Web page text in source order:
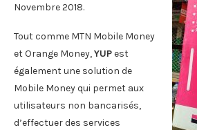
Novembre 2018.
Tout comme MTN Mobile Money
et Orange Money,YUPest
également une solution de
Mobile Money qui permet aux
utilisateurs non bancarisés,
d’effectuer des services